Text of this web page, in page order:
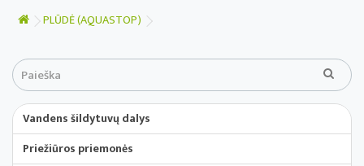
PLŪDĖ (AQUASTOP)
Vandens šildytuvų dalys
Priežiūros priemonės